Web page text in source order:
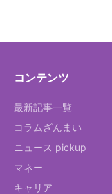
コンテンツ
最新記事一覧
コラムざんまい
ニュース pickup
マネー
キャリア